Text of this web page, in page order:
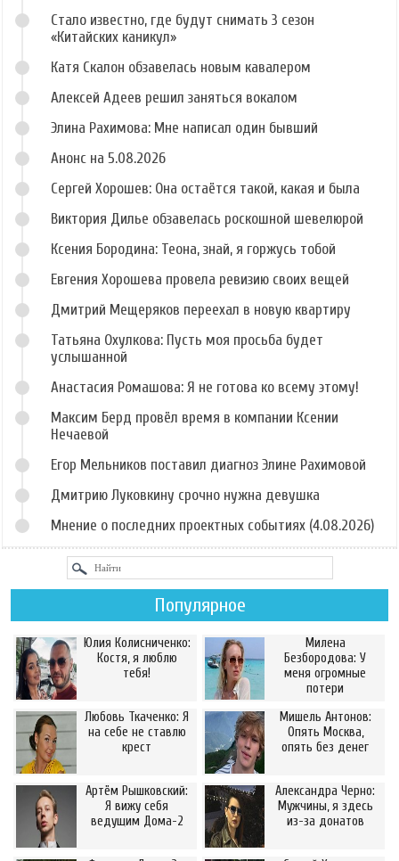
Стало известно, где будут снимать 3 сезон
«Китайских каникул»
Катя Скалон обзавелась новым кавалером
Алексей Адеев решил заняться вокалом
Элина Рахимова: Мне написал один бывший
Анонс на 5.08.2026
Сергей Хорошев: Она остаётся такой, какая и была
Виктория Дилье обзавелась роскошной шевелюрой
Ксения Бородина: Теона, знай, я горжусь тобой
Евгения Хорошева провела ревизию своих вещей
Дмитрий Мещеряков переехал в новую квартиру
Татьяна Охулкова: Пусть моя просьба будет
услышанной
Анастасия Ромашова: Я не готова ко всему этому!
Максим Берд провёл время в компании Ксении
Нечаевой
Егор Мельников поставил диагноз Элине Рахимовой
Дмитрию Луковкину срочно нужна девушка
Мнение о последних проектных событиях (4.08.2026)
Популярное
Юлия Колисниченко:
Костя, я люблю
тебя!
Милена
Безбородова: У
меня огромные
потери
Любовь Ткаченко: Я
на себе не ставлю
крест
Мишель Антонов:
Опять Москва,
опять без денег
Артём Рышковский:
Я вижу себя
ведущим Дома-2
Александра Черно:
Мужчины, я здесь
из-за донатов